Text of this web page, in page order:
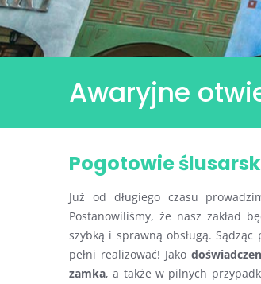
Awaryjne
Pogotowie
Już od długiego czasu
Postanowiliśmy, że nasz zakład
szybką i sprawną obsługą.
pełni realizować! Jako
zamka, a także w pilnych